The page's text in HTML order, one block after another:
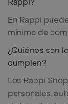
Rappi?
En Rappi
mínimo de
¿Quiénes son
cumplen?
Los Rappi
personales,